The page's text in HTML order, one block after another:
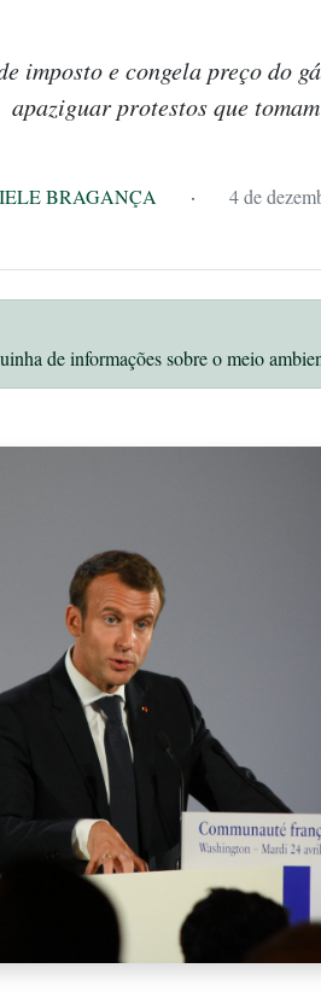
imposto e congela preço do
apaziguar protestos que
BRAGANÇA · 4 de
de informações sobre o meio